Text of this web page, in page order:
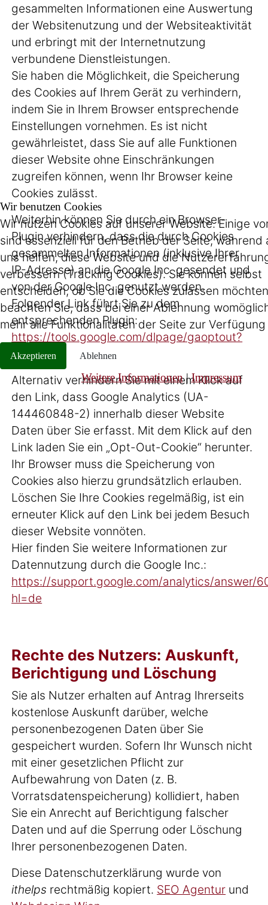
gesammelten Informationen eine Auswertung
der Websitenutzung und der Websiteaktivität
und erbringt mit der Internetnutzung
verbundene Dienstleistungen.
Sie haben die Möglichkeit, die Speicherung
des Cookies auf Ihrem Gerät zu verhindern,
indem Sie in Ihrem Browser entsprechende
Einstellungen vornehmen. Es ist nicht
gewährleistet, dass Sie auf alle Funktionen
dieser Website ohne Einschränkungen
zugreifen können, wenn Ihr Browser keine
Cookies zulässt.
Weiterhin können Sie durch ein Browser-
Plugin verhindern, dass die durch Cookies
gesammelten Informationen (inklusive Ihrer
IP-Adresse) an die Google Inc. gesendet und
von der Google Inc. genutzt werden.
Folgender Link führt Sie zu dem
entsprechenden Plugin:
https://tools.google.com/dlpage/gaoptout?
hl=de
Alternativ verhindern Sie mit einem Klick auf
den Link, dass Google Analytics (UA-
144460848-2) innerhalb dieser Website
Daten über Sie erfasst. Mit dem Klick auf den
Link laden Sie ein „Opt-Out-Cookie“ herunter.
Ihr Browser muss die Speicherung von
Cookies also hierzu grundsätzlich erlauben.
Löschen Sie Ihre Cookies regelmäßig, ist ein
erneuter Klick auf den Link bei jedem Besuch
dieser Website vonnöten.
Hier finden Sie weitere Informationen zur
Datennutzung durch die Google Inc.:
https://support.google.com/analytics/answer/
hl=de
Rechte des Nutzers: Auskunft,
Berichtigung und Löschung
Sie als Nutzer erhalten auf Antrag Ihrerseits
kostenlose Auskunft darüber, welche
personenbezogenen Daten über Sie
gespeichert wurden. Sofern Ihr Wunsch nicht
mit einer gesetzlichen Pflicht zur
Aufbewahrung von Daten (z. B.
Vorratsdatenspeicherung) kollidiert, haben
Sie ein Anrecht auf Berichtigung falscher
Daten und auf die Sperrung oder Löschung
Ihrer personenbezogenen Daten.
Diese Datenschutzerklärung wurde von
ithelps rechtmäßig kopiert. SEO Agentur und
Wir benutzen Cookies
Wir nutzen Cookies auf unserer Website. Einige
sind essenziell für den Betrieb der Seite, während
uns helfen, diese Website und die
verbessern (Tracking Cookies). Sie können selbst
entscheiden, ob Sie die Cookies zulassen
beachten Sie, dass bei einer Ablehnung
mehr alle Funktionalitäten der Seite zur
Akzeptieren Ablehnen
Weitere Informationen|Impressum